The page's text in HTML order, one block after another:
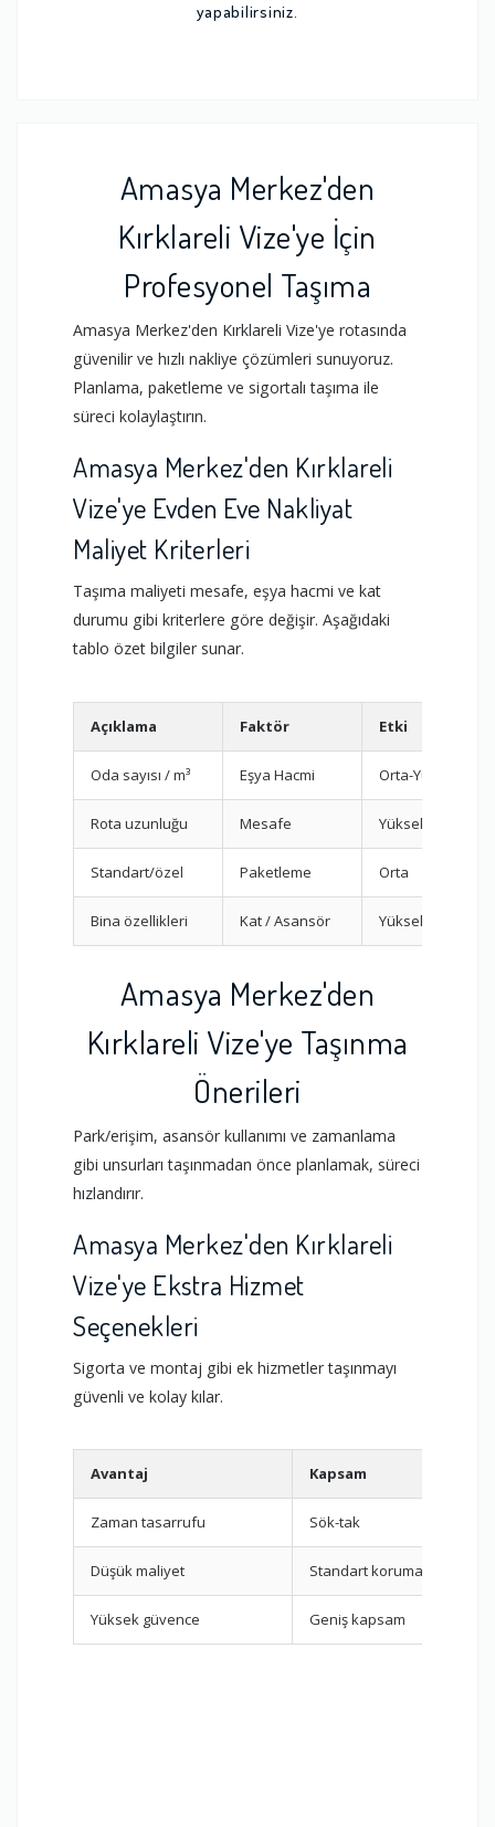
yapabilirsiniz.
Amasya Merkez'den
Kırklareli Vize'ye İçin
Profesyonel Taşıma
Amasya Merkez'den Kırklareli Vize'ye rotasında
güvenilir ve hızlı nakliye çözümleri sunuyoruz.
Planlama, paketleme ve sigortalı taşıma ile
süreci kolaylaştırın.
Amasya Merkez'den Kırklareli
Vize'ye Evden Eve Nakliyat
Maliyet Kriterleri
Taşıma maliyeti mesafe, eşya hacmi ve kat
durumu gibi kriterlere göre değişir. Aşağıdaki
tablo özet bilgiler sunar.
Açıklama Faktör Etki
Oda sayısı / m³ Eşya Hacmi Orta-Yüksek
Rota uzunluğu Mesafe Yüksek
Standart/özel Paketleme Orta
Bina özellikleri Kat / Asansör Yüksek
Amasya Merkez'den
Kırklareli Vize'ye Taşınma
Önerileri
Park/erişim, asansör kullanımı ve zamanlama
gibi unsurları taşınmadan önce planlamak, süreci
hızlandırır.
Amasya Merkez'den Kırklareli
Vize'ye Ekstra Hizmet
Seçenekleri
Sigorta ve montaj gibi ek hizmetler taşınmayı
güvenli ve kolay kılar.
Avantaj Kapsam
Zaman tasarrufu Sök-tak
Düşük maliyet Standart koruma
Yüksek güvence Geniş kapsam